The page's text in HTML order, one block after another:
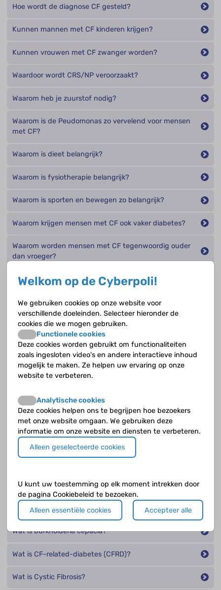
Hoe wordt de diagnose CF gesteld?
Kunnen mannen met CF kinderen krijgen?
Kunnen vrouwen met CF zwanger worden?
Waardoor wordt CRS/NP veroorzaakt?
Waarom heb je zuurstof nodig?
Waarom is de Peudomonas zo vervelend voor mensen
met CF?
Waarom is dieet belangrijk?
Waarom is fysiotherapie belangrijk?
Waarom is sporten en bewegen zo belangrijk?
Waarom krijgen mensen met CF ook vaker diabetes?
Waarom worden mensen met CF tegenwoordig ouder
dan vroeger?
Wanneer wordt CF ontdekt?
Wat betekent CF?
Wat doen antibiotica?
Wat doen luchtwegverwijders?
Wat doen pancreasenzymen?
Wat doet CF in de alvleesklier?
Wat doet CF in de darmen?
Wat doet CF in de lever en gal?
Wat doet CF in de zweetklieren?
Wat gebeurt er bij een longtransplantatie?
Wat is burkholderia cepacia?
Wat is CF-related-diabetes (CFRD)?
Wat is Cystic Fibrosis?
Welkom op de Cyberpoli!
We gebruiken cookies op onze website voor
verschillende doeleinden. Selecteer hieronder de
cookies die we mogen gebruiken.
Functionele cookies
Deze cookies worden gebruikt om functionaliteiten
zoals ingesloten video's en andere interactieve inhoud
mogelijk te maken. Ze helpen uw ervaring op onze
website te verbeteren.
Analytische cookies
Deze cookies helpen ons te begrijpen hoe bezoekers
met onze website omgaan. We gebruiken deze
informatie om onze website en diensten te verbeteren.
Alleen geselecteerde cookies
U kunt uw toestemming op elk moment intrekken door
de pagina Cookiebeleid te bezoeken.
Alleen essentiële cookies
Accepteer alle